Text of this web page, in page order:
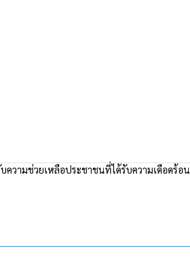
ความช่วยเหลือประชาชนที่ได้รับความเดือดร้อน